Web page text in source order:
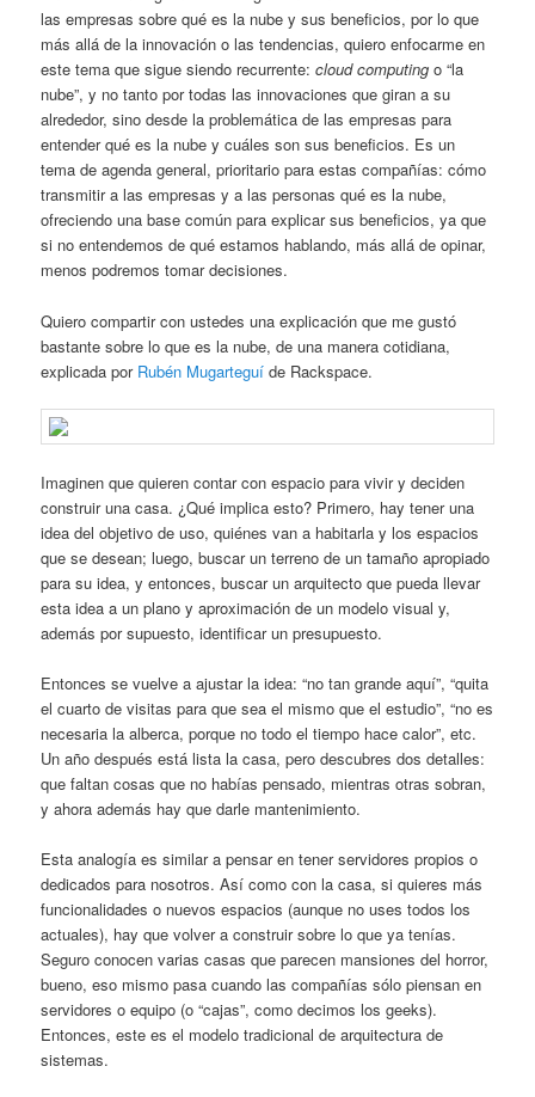
las empresas sobre qué es la nube y sus beneficios, por lo que
más allá de la innovación o las tendencias, quiero enfocarme en
este tema que sigue siendo recurrente:cloud computing o “la
nube”, y no tanto por todas las innovaciones que giran a su
alrededor, sino desde la problemática de las empresas para
entender qué es la nube y cuáles son sus beneficios. Es un
tema de agenda general, prioritario para estas compañías: cómo
transmitir a las empresas y a las personas qué es la nube,
ofreciendo una base común para explicar sus beneficios, ya que
si no entendemos de qué estamos hablando, más allá de opinar,
menos podremos tomar decisiones.
Quiero compartir con ustedes una explicación que me gustó
bastante sobre lo que es la nube, de una manera cotidiana,
explicada por Rubén Mugarteguíde Rackspace.
Imaginen que quieren contar con espacio para vivir y deciden
construir una casa. ¿Qué implica esto? Primero, hay tener una
idea del objetivo de uso, quiénes van a habitarla y los espacios
que se desean; luego, buscar un terreno de un tamaño apropiado
para su idea, y entonces, buscar un arquitecto que pueda llevar
esta idea a un plano y aproximación de un modelo visual y,
además por supuesto, identificar un presupuesto.
Entonces se vuelve a ajustar la idea: “no tan grande aquí”, “quita
el cuarto de visitas para que sea el mismo que el estudio”, “no es
necesaria la alberca, porque no todo el tiempo hace calor”, etc.
Un año después está lista la casa, pero descubres dos detalles:
que faltan cosas que no habías pensado, mientras otras sobran,
y ahora además hay que darle mantenimiento.
Esta analogía es similar a pensar en tener servidores propios o
dedicados para nosotros. Así como con la casa, si quieres más
funcionalidades o nuevos espacios (aunque no uses todos los
actuales), hay que volver a construir sobre lo que ya tenías.
Seguro conocen varias casas que parecen mansiones del horror,
bueno, eso mismo pasa cuando las compañías sólo piensan en
servidores o equipo (o “cajas”, como decimos los geeks).
Entonces, este es el modelo tradicional de arquitectura de
sistemas.